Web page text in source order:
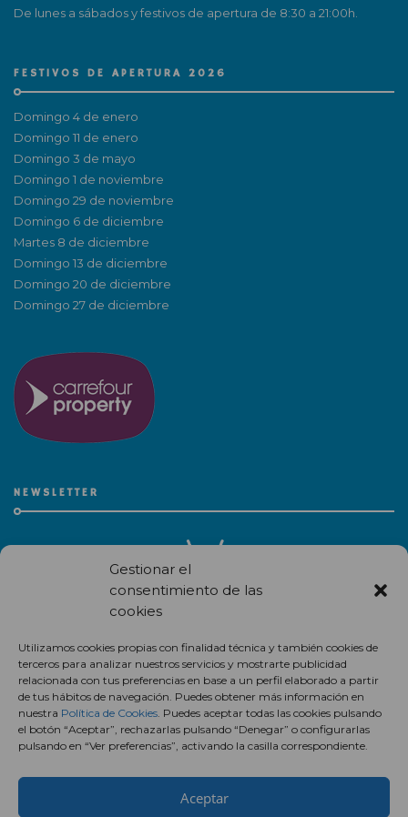
Gestionar el
consentimiento de las
cookies
Utilizamos cookies propias con finalidad técnica y también cookies de
terceros para analizar nuestros servicios y mostrarte publicidad
relacionada con tus preferencias en base a un perfil elaborado a partir
de tus hábitos de navegación. Puedes obtener más información en
nuestra Política de Cookies. Puedes aceptar todas las cookies pulsando
el botón “Aceptar”, rechazarlas pulsando “Denegar” o configurarlas
pulsando en “Ver preferencias”, activando la casilla correspondiente.
Aceptar
De lunes a sábados y festivos de apertura de 8:30 a 21:00h.
FESTIVOS DE APERTURA 2026
Domingo 4 de enero
Domingo 11 de enero
Domingo 3 de mayo
Domingo 1 de noviembre
Domingo 29 de noviembre
Domingo 6 de diciembre
Martes 8 de diciembre
Domingo 13 de diciembre
Domingo 20 de diciembre
Domingo 27 de diciembre
NEWSLETTER
centro comercial.
Suscríbete